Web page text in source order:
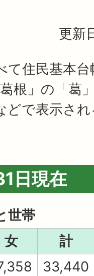
更新
て住民基本
根」の「葛
どで表示さ
日現在
世帯
女
計
33,440